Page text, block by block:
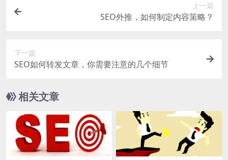
上一篇
SEO外推，如何制定内容策略？
下一篇
SEO如何转发文章，你需要注意的几个细节
相关文章